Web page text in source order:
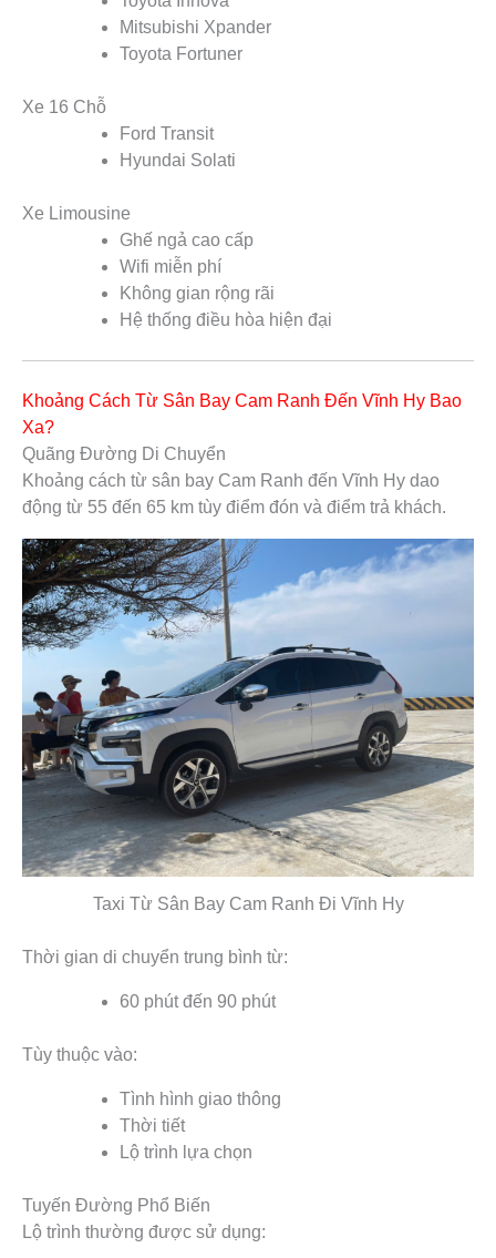
Mitsubishi Xpander
Toyota Fortuner
Xe 16 Chỗ
Ford Transit
Hyundai Solati
Xe Limousine
Ghế ngả cao cấp
Wifi miễn phí
Không gian rộng rãi
Hệ thống điều hòa hiện đại
Khoảng Cách Từ Sân Bay Cam Ranh Đến Vĩnh Hy Bao
Xa?
Quãng Đường Di Chuyển
Khoảng cách từ sân bay Cam Ranh đến Vĩnh Hy dao
động từ 55 đến 65 km tùy điểm đón và điểm trả khách.
Taxi Từ Sân Bay Cam Ranh Đi Vĩnh Hy
Thời gian di chuyển trung bình từ:
60 phút đến 90 phút
Tùy thuộc vào:
Tình hình giao thông
Thời tiết
Lộ trình lựa chọn
Tuyến Đường Phổ Biến
Lộ trình thường được sử dụng: